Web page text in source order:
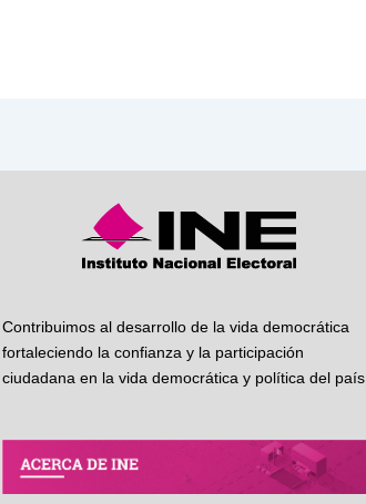
Contribuimos al desarrollo de la vida democrática
fortaleciendo la confianza y la participación
ciudadana en la vida democrática y política del país.